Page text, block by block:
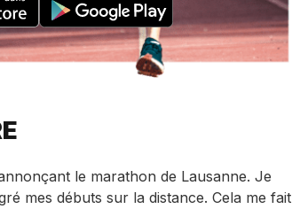
le marathon de Lausanne. Je
mes débuts sur la distance. Cela me fait